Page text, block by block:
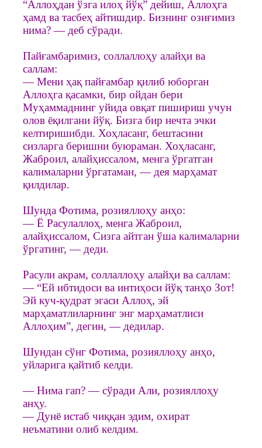
“Аллоҳдан ўзга илоҳ йўқ” дейиш, Аллоҳга
ҳамд ва тасбеҳ айтишдир. Бизнинг озиғимиз
нима? — деб сўради.
Пайғамбаримиз, соллаллоҳу алайҳи ва
саллам:
— Мени ҳақ пайғамбар қилиб юборган
Аллоҳга қасамки, бир ойдан бери
Муҳаммаднинг уйида овқат пишириш учун
олов ёқилгани йўқ. Бизга бир нечта эчки
келтиришибди. Хоҳласанг, бештасини
сизларга беришни буюраман. Хоҳласанг,
Жаброил, алайҳиссалом, менга ўргатган
калималарни ўргатаман, — дея марҳамат
қилдилар.
Шунда Фотима, розияллоҳу анҳо:
— Ё Расулаллоҳ, менга Жаброил,
алайҳиссалом, Сизга айтган ўша калималарни
ўргатинг, — деди.
Расули акрам, соллаллоҳу алайҳи ва саллам:
— “Ей ибтидоси ва интиҳоси йўқ танҳо Зот!
Эй куч-қудрат эгаси Аллоҳ, эй
марҳаматлиларнинг энг марҳаматлиси
Аллоҳим”, дегин, — дедилар.
Шундан сўнг Фотима, розияллоҳу анҳо,
уйларига қайтиб келди.
— Нима гап? — сўради Али, розияллоҳу
анҳу.
— Дунё истаб чиққан эдим, охират
неъматини олиб келдим.